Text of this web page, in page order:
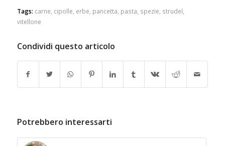
Tags: carne cipolle erbe pancetta pasta spezie strudel
vitellone
Condividi questo articolo
Potrebbero interessarti